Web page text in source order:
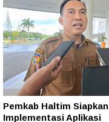
Pemkab Haltim Siapkan
Implementasi Aplikasi